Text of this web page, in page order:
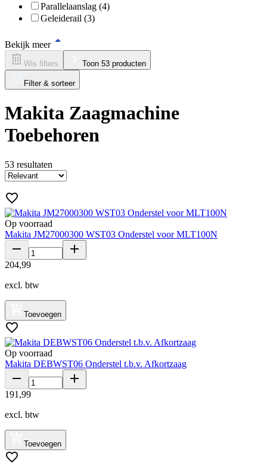
Parallelaanslag (4)
Geleiderail (3)
Bekijk meer
Wis filters Toon 53 producten
Filter & sorteer
Makita Zaagmachine
Toebehoren
53 resultaten
Op voorraad
Makita JM27000300 WST03 Onderstel voor MLT100N
204,99
excl. btw
Toevoegen
Op voorraad
Makita DEBWST06 Onderstel t.b.v. Afkortzaag
191 ,99
excl. btw
Toevoegen